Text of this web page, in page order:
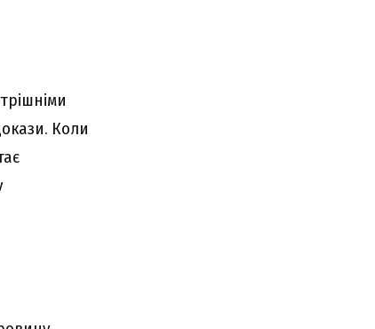
Коли